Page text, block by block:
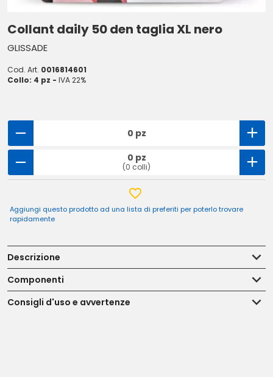
Collant daily 50 den taglia XL nero
GLISSADE
Cod. Art. 0016814601
Collo: 4 pz - IVA 22%
0 pz
0 pz
(0 colli)
Aggiungi questo prodotto ad una lista di preferiti per poterlo trovare
rapidamente
Descrizione
Componenti
Consigli d'uso e avvertenze